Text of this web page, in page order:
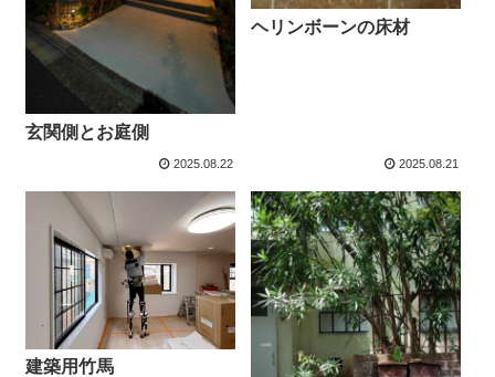
玄関側とお庭側
2025.08.22
ヘリンボーンの床材
2025.08.21
建築用竹馬